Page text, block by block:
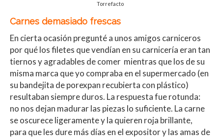
Torrefacto
Carnes demasiado frescas
En cierta ocasión pregunté a unos amigos carniceros
por qué los filetes que vendían en su carnicería eran tan
tiernos y agradables de comer mientras que los de su
misma marca que yo compraba en el supermercado (en
su bandejita de porexpan recubierta con plástico)
resultaban siempre duros. La respuesta fue rotunda:
no nos dejan madurar las piezas lo suficiente. La carne
se oscurece ligeramente y la quieren roja brillante,
para que les dure más días en el expositor y las amas de